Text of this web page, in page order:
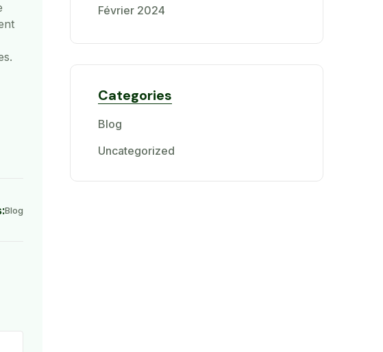
Blog
Février 2024
Categories
Blog
Uncategorized